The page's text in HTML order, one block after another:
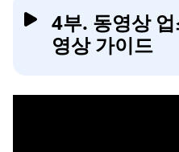
4부. 동영상
영상 가이드